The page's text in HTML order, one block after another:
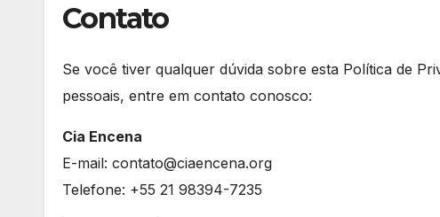
Contato
Se você tiver qualquer dúvida sobre esta Política de
pessoais, entre em contato conosco:
Cia Encena
E-mail: contato@ciaencena.org
Telefone: +55 21 98394-7235